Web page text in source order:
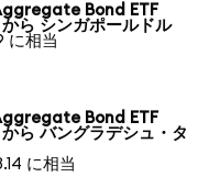
Bond ETF
ら シンガポールドル
に相当
Bond ETF
ら バングラデシュ・タ
に相当